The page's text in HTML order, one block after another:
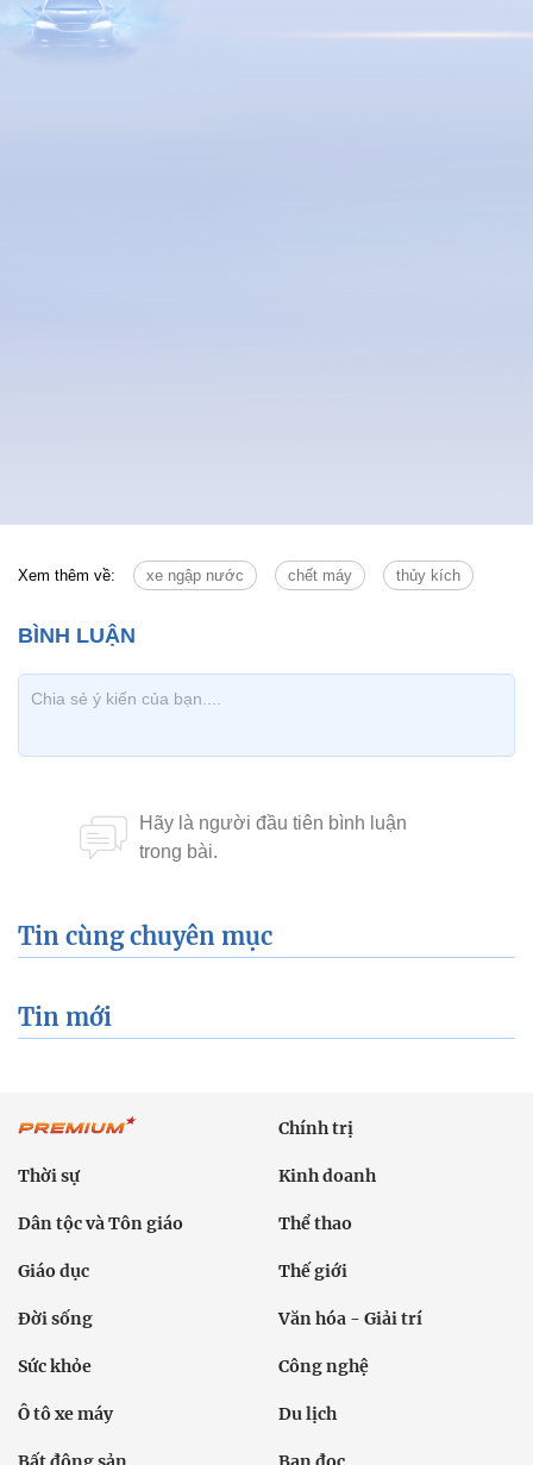
Xem thêm về: xe ngập nước chết máy thủy kích
Tin cùng chuyên mục
Tin mới
Chính trị
Thời sự Kinh doanh
Dân tộc và Tôn giáo Thể thao
Giáo dục Thế giới
Đời sống Văn hóa - Giải trí
Sức khỏe Công nghệ
Ô tô xe máy Du lịch